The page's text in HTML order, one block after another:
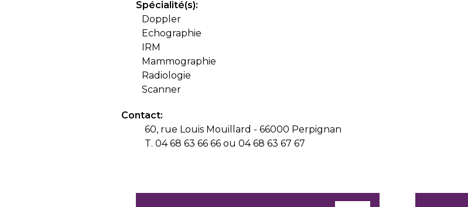
Spécialité(s):
Doppler
Echographie
IRM
Mammographie
Radiologie
Scanner
Contact:
60, rue Louis Mouillard - 66000 Perpignan
T. 04 68 63 66 66 ou 04 68 63 67 67